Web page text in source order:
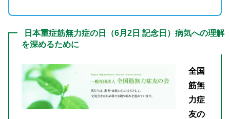
日本重症筋無力症の日（6月2日 記念日）病気への理解
を深めるために
全国
筋無
力症
友の